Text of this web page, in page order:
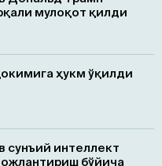
мулоқот қилди
ҳукм ўқилди
интеллект
бўйича